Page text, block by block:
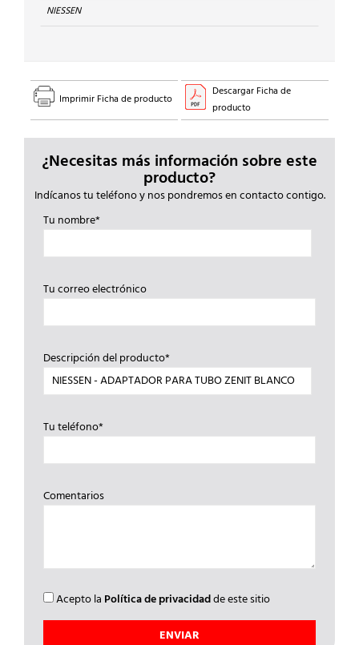
NIESSEN
Imprimir Ficha de producto
Descargar Ficha de
producto
¿Necesitas más información sobre este
producto?
Indícanos tu teléfono y nos pondremos en contacto contigo.
Tu nombre*
Tu correo electrónico
Descripción del producto*
Tu teléfono*
Comentarios
Acepto la Política de privacidadde este sitio